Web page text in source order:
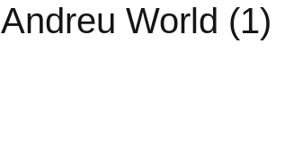
Andreu World (1)